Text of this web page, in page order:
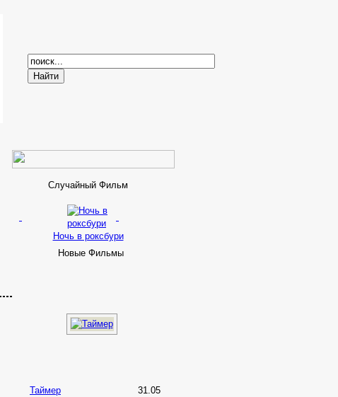
Случайный Фильм
Ночь в роксбури
Новые Фильмы
Таймер
31.05